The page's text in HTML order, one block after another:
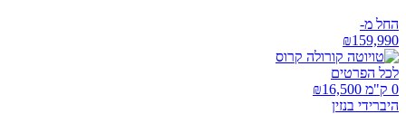
החל מ-
₪159,990
לכל הפרטים
0 ק"מ ₪
16,500
היברידי בנזין